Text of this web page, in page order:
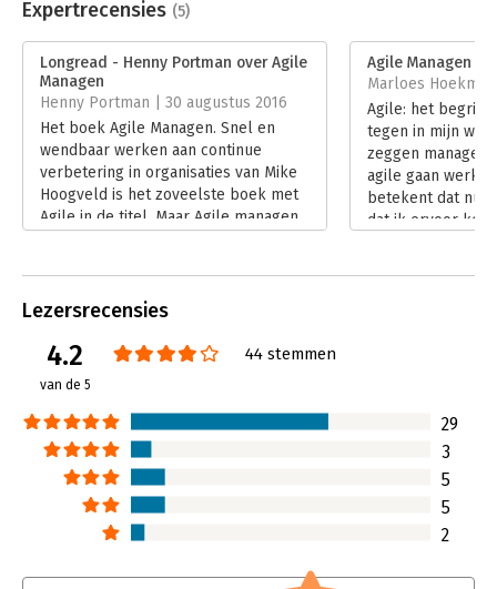
Uitgever:
Van Duuren Management
Verschijningsdatum:
Hoofdrubriek: Algemeen management
Expertrecensies (5)
Longread - Henny Portman over Agile
Managen
Henny Portman | 30 augustus 2016
Het boek Agile Managen. Snel en
wendbaar werken aan continue
verbetering in organisaties van Mike
Hoogveld is het zoveelste boek met
Agile in de titel. Maar Agile managen
Agile Managen
Marloes
Agile: het begrip
tegen in mijn
zeggen
agile gaan
betekent dat nu
dat ik ervoor
Lezersrecensies
4.2
van de 5
44 stemmen
29
3
5
5
2